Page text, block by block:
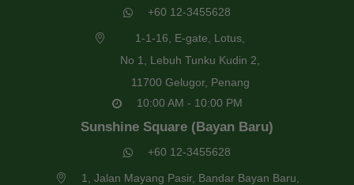
+60 12-3455628
1-1-16, E-gate, Lotus,
No 1, Lebuh Tunku Kudin 2,
11700 Gelugor, Penang
10:00 AM - 10:00 PM
Sunshine Square (Bayan Baru)
+60 12-3455628
1, Jalan Mayang Pasir, Bandar Bayan Baru,